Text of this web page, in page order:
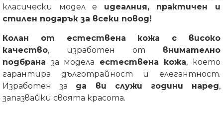
класически модел е идеалния, практичен и
стилен подарък за всеки повод!
Колан от естествена кожа с високо
качество, изработен от внимателно
подбрана за модела естествена кожа, което
гарантира дълготрайност и елегантност.
Изработен за да ви служи години наред,
запазвайки своята красота.